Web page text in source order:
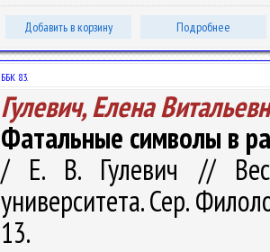
Добавить в корзину Подробнее
ББК 83.
Гулевич, Елена
Фатальные символы в
/ Е. В. Гулевич //
университета. Сер.
13.